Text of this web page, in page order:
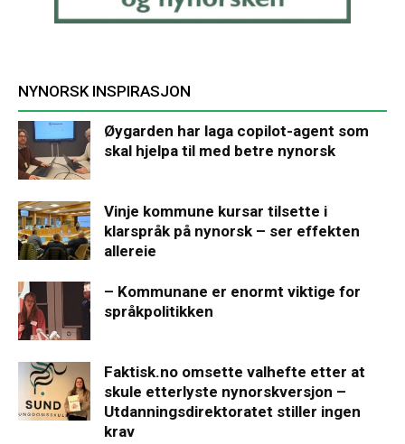
NYNORSK INSPIRASJON
Øygarden har laga copilot-agent som
skal hjelpa til med betre nynorsk
Vinje kommune kursar tilsette i
klarspråk på nynorsk – ser effekten
allereie
– Kommunane er enormt viktige for
språkpolitikken
Faktisk.no omsette valhefte etter at
skule etterlyste nynorskversjon –
Utdanningsdirektoratet stiller ingen
krav